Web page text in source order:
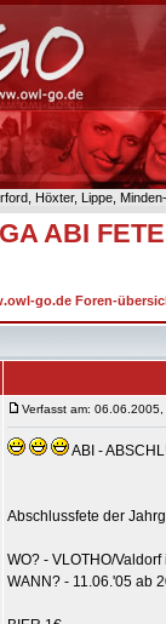
Höxter, Lippe,
ABI
go.de Foren-
Verfasst am:
ABI -
Abschlussfete der
WO? - VLOTHO/
WANN? - 11.06.'05 ab